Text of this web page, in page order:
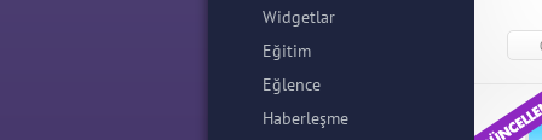
Widgetlar
Eğitim
Eğlence
Haberleşme
Bloons Monkey City